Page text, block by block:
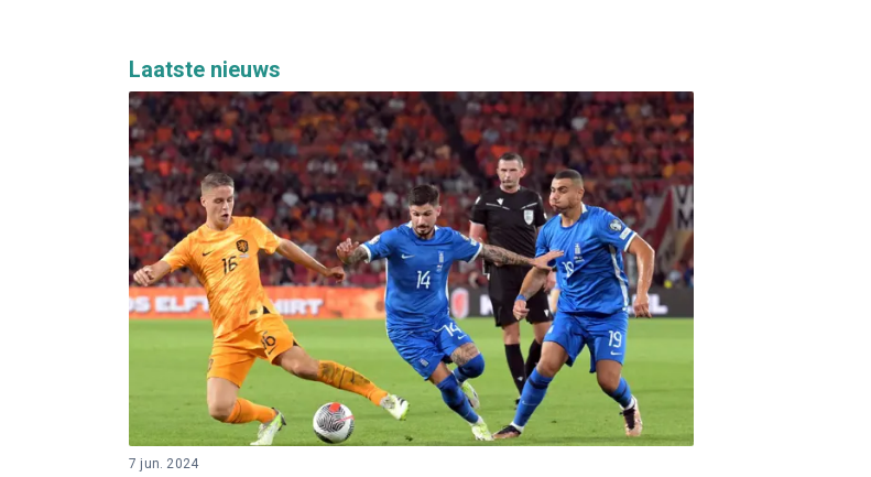
Laatste nieuws
7 jun. 2024